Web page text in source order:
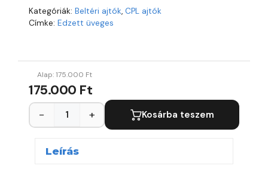
Kategóriák: Beltéri ajtók, CPL ajtók
Címke: Edzett üveges
Alap:175.000 Ft
175.000 Ft
− + Kosárba teszem
Leírás